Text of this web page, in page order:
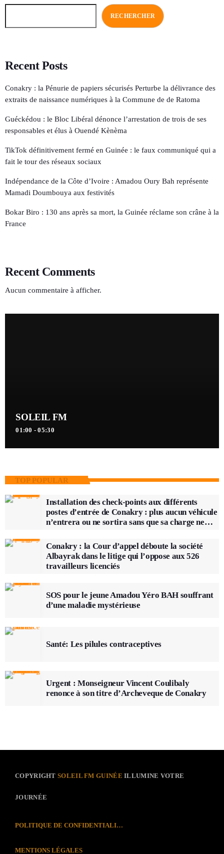
RECHERCHER
Recent Posts
Conakry : la Pénurie de papiers sécurisés Perturbe la délivrance des
extraits de naissance numériques à la Commune de de Ratoma
Guéckédou : le Bloc Libéral dénonce l’arrestation de trois de ses
responsables et élus à Ouendé Kènèma
TikTok définitivement fermé en Guinée : le faux communiqué qui a
fait le tour des réseaux sociaux
Indépendance de la Côte d’Ivoire : Amadou Oury Bah représente
Mamadi Doumbouya aux festivités
Bokar Biro : 130 ans après sa mort, la Guinée réclame son crâne à la
France
Recent Comments
Aucun commentaire à afficher.
SOLEIL FM
01:00 - 05:30
TOP POPULAR
Installation des check-points aux différents
postes d’entrée de Conakry : plus aucun véhicule
n’entrera ou ne sortira sans que sa charge ne
Conakry : la Cour d’appel déboute la société
Albayrak dans le litige qui l’oppose aux 526
travailleurs licenciés
SOS pour le jeune Amadou Yéro BAH souffrant
d’une maladie mystérieuse
Santé: Les pilules contraceptives
Urgent : Monseigneur Vincent Coulibaly
renonce à son titre d’Archeveque de Conakry
COPYRIGHTSOLEIL FM GUINÉE ILLUMINE VOTRE
JOURNÉE
POLITIQUE DE CONFIDENTIALITÉ
MENTIONS LÉGALES